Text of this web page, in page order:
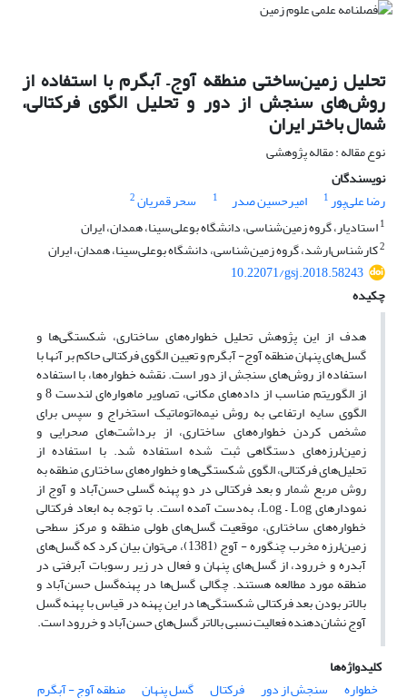
تحلیل زمین‌ساختی منطقه آوج– آبگرم با استفاده از
روش‌های سنجش‌ از دور و تحلیل الگوی فرکتالی،
شمال ‌باختر ایران
نوع مقاله : مقاله پژوهشی
نویسندگان
رضا علی‌پور1 امیرحسین صدر 1 سحر قمریان2
1استادیار، گروه زمین‌شناسی، دانشگاه بوعلی‌‌سینا، همدان، ایران
2کارشناس‌ارشد، گروه زمین‌شناسی، دانشگاه بوعلی‌‌سینا، همدان، ایران
10.22071/gsj.2018.58243
چکیده
هدف از این پژوهش تحلیل خطواره‌های ساختاری، شکستگی‌ها و
گسل‌های پنهان منطقه آوج- آبگرم و تعیین الگوی فرکتالی حاکم بر آنها با
استفاده از روش‌های سنجش‌ از دور است. نقشه خطواره‌ها، با استفاده
از الگوریتم مناسب از داده‌های مکانی، تصاویر ماهواره‌ای لندست 8 و
الگوی سایه ارتفاعی به روش نیمه‌اتوماتیک استخراج و سپس برای
مشخص کردن خطواره‌های ساختاری، از برداشت‌های صحرایی و
زمین‌لرزه‌های دستگاهی ثبت شده استفاده شد. با استفاده از
تحلیل‌های فرکتالی، الگوی شکستگی‌ها و خطواره‌های ساختاری منطقه به
روش مربع شمار و بعد فرکتالی در دو پهنه گسلی حسن‌آباد و آوج از
نمودارهای Log – Log، به‌دست آمده است. با توجه به ابعاد فرکتالی
خطواره‌های ساختاری، موقعیت گسل‌های طولی منطقه و مرکز سطحی
زمین‌لرزه مخرب چنگوره - آوج (1381)، می‌توان بیان کرد که گسل‌های
آبدره و خر‌رود، از گسل‌های پنهان و فعال در زیر رسوبات آبرفتی در
منطقه مورد مطالعه هستند. چگالی گسل‌ها در پهنه‌‌گسل حسن‌آباد و
بالاتر بودن بعد فرکتالی شکستگی‌ها در این پهنه در قیاس با پهنه گسل
آوج نشان‌دهنده فعالیت نسبی بالاتر گسل‌های حسن‌آباد و خر‌رود است.
کلیدواژه‌ها
خطواره‌
سنجش‌ از دور فرکتال گسل‌ پنهان
منطقه آوج - آبگرم